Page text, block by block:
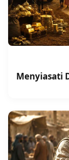
Menyiasati